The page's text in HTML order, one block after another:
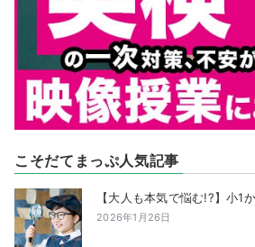
こそだてまっぷ人気記事
【大人も本気で悩む!?】小1
2026年1月26日